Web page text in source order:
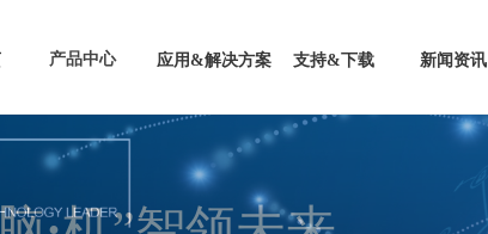
应用&解决方案 支持&下载 新闻资讯
产品中心